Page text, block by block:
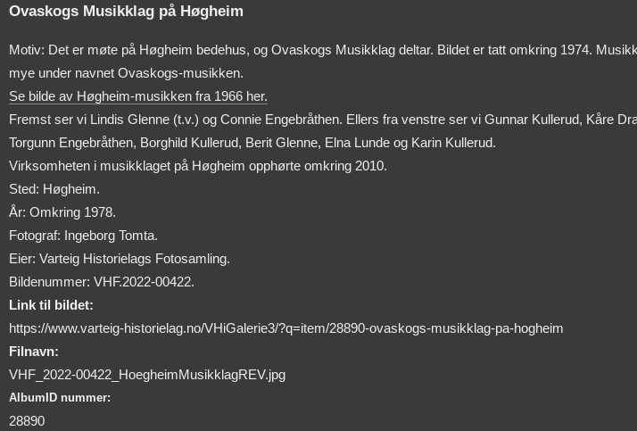
Ovaskogs Musikklag på Høgheim
Motiv: Det er møte på Høgheim bedehus, og Ovaskogs Musikklag deltar. Bildet er tatt omkring 1974.
mye under navnet Ovaskogs-musikken.
Se bilde av Høgheim-musikken fra 1966 her.
Fremst ser vi Lindis Glenne (t.v.) og Connie Engebråthen. Ellers fra venstre ser vi Gunnar Kullerud, Kåre
Torgunn Engebråthen, Borghild Kullerud, Berit Glenne, Elna Lunde og Karin Kullerud.
Virksomheten i musikklaget på Høgheim opphørte omkring 2010.
Sted: Høgheim.
År: Omkring 1978.
Fotograf: Ingeborg Tomta.
Eier: Varteig Historielags Fotosamling.
Bildenummer: VHF.2022-00422.
Link til bildet:
https://www.varteig-historielag.no/VHiGalerie3/?q=item/28890-ovaskogs-musikklag-pa-hogheim
Filnavn:
VHF_2022-00422_HoegheimMusikklagREV.jpg
AlbumID nummer:
28890